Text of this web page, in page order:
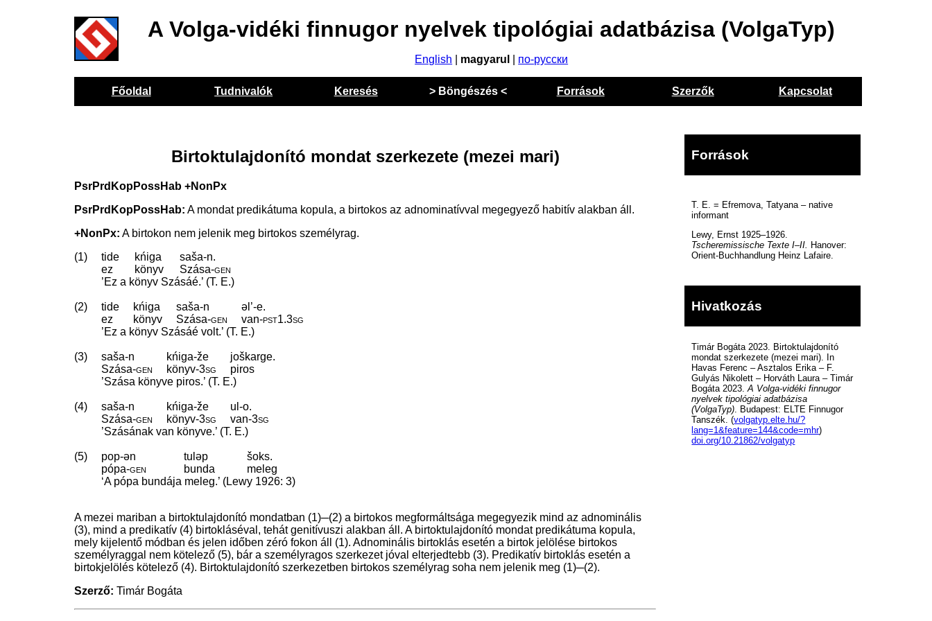
A Volga-vidéki finnugor nyelvek tipológiai adatbázisa (VolgaTyp)
English magyarul по-русски
Főoldal Tudnivalók Keresés > Böngészés < Források Szerzők Kapcsolat
Birtoktulajdonító mondat szerkezete (mezei mari)
PsrPrdKopPossHab +NonPx
PsrPrdKopPossHab: A mondat predikátuma kopula, a birtokos az adnominatívval megegyező habitív alakban áll.
+NonPx: A birtokon nem jelenik meg birtokos személyrag.
(1)
tide kńiga
saša-n.
ez
könyv Szása‑gen
’Ez a könyv Szásáé.’ (T. E.)
(2) tide kńiga saša-n
əl’-e.
ez
könyv Szása‑gen van‑pst1.3sg
’Ez a könyv Szásáé volt.’ (T. E.)
(3) saša-n kńiga-že
joškarge.
Szása‑gen könyv‑3sg
piros
’Szása könyve piros.’ (T. E.)
(4) saša-n kńiga-že
ul-o.
Szása‑gen könyv‑3sg van‑3sg
’Szásának van könyve.’ (T. E.)
(5) pop-ən tuləp
šoks.
pópa‑gen bunda
meleg
‘A pópa bundája meleg.’ (Lewy 1926: 3)
A mezei mariban a birtoktulajdonító mondatban (1)─(2) a birtokos megformáltsága megegyezik mind az adnominális
(3), mind a predikatív (4) birtokláséval, tehát genitívuszi alakban áll. A birtoktulajdonító mondat predikátuma kopula,
mely kijelentő módban és jelen időben zéró fokon áll (1). Adnominális birtoklás esetén a birtok jelölése birtokos
személyraggal nem kötelező (5), bár a személyragos szerkezet jóval elterjedtebb (3). Predikatív birtoklás esetén a
birtokjelölés kötelező (4). Birtoktulajdonító szerkezetben birtokos személyrag soha nem jelenik meg (1)─(2).
Szerző: Timár Bogáta
Források
T. E. = Efremova, Tatyana – native
informant
Lewy, Ernst 1925–1926.
Tscheremissische Texte I–II. Hanover:
Orient-Buchhandlung Heinz Lafaire.
Hivatkozás
Timár Bogáta 2023. Birtoktulajdonító
mondat szerkezete (mezei mari). In
Havas Ferenc – Asztalos Erika – F.
Gulyás Nikolett – Horváth Laura – Timár
Bogáta 2023.A Volga-vidéki finnugor
nyelvek tipológiai adatbázisa
(VolgaTyp). Budapest: ELTE Finnugor
Tanszék. (volgatyp.elte.hu/?
lang=1&feature=144&code=mhr)
doi.org/10.21862/volgatyp